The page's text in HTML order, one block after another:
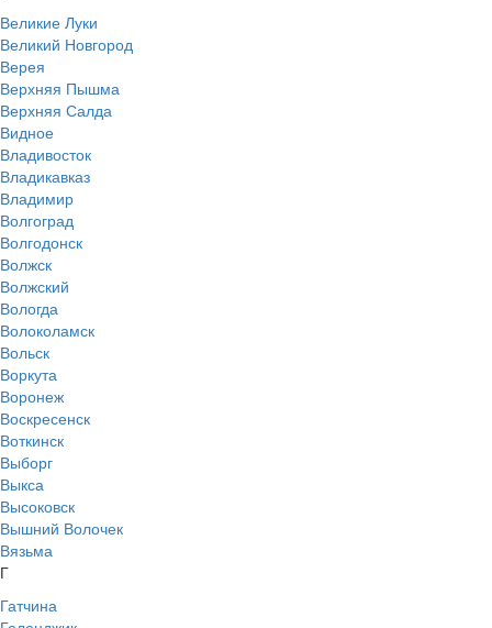
Великие Луки
Великий Новгород
Верея
Верхняя Пышма
Верхняя Салда
Видное
Владивосток
Владикавказ
Владимир
Волгоград
Волгодонск
Волжск
Волжский
Вологда
Волоколамск
Вольск
Воркута
Воронеж
Воскресенск
Воткинск
Выборг
Выкса
Высоковск
Вышний Волочек
Вязьма
Г
Гатчина